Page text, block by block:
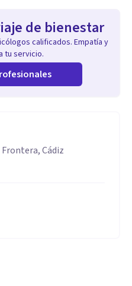
de bienestar
calificados. Empatía y
tu servicio.
Cádiz